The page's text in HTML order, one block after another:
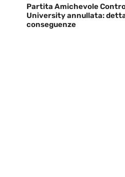
Partita Amichevole
University annullata:
conseguenze